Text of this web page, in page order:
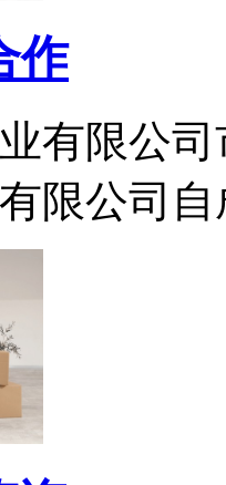
作
业有限公
限公司